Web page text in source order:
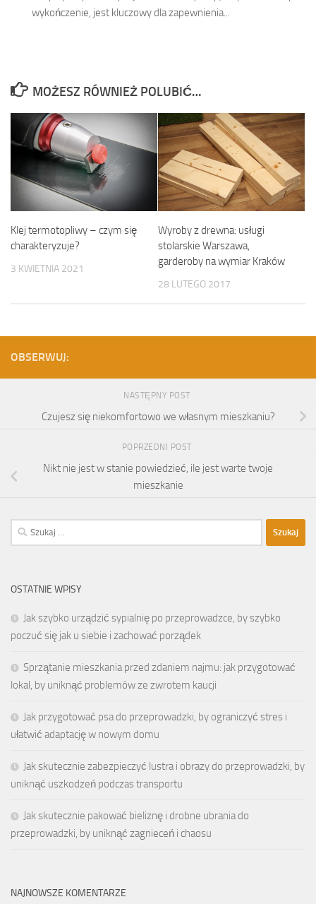
wykończenie, jest kluczowy dla zapewnienia...
MOŻESZ RÓWNIEŻ POLUBIĆ…
Klej termotopliwy – czym się
charakteryzuje?
3 KWIETNIA 2021
Wyroby z drewna: usługi
stolarskie Warszawa,
garderoby na wymiar Kraków
28 LUTEGO 2017
OBSERWUJ:
NASTĘPNY POST
Czujesz się niekomfortowo we własnym mieszkaniu?
POPRZEDNI POST
Nikt nie jest w stanie powiedzieć, ile jest warte twoje
mieszkanie
Szukaj:
OSTATNIE WPISY
Jak szybko urządzić sypialnię po przeprowadzce, by szybko
poczuć się jak u siebie i zachować porządek
Sprzątanie mieszkania przed zdaniem najmu: jak przygotować
lokal, by uniknąć problemów ze zwrotem kaucji
Jak przygotować psa do przeprowadzki, by ograniczyć stres i
ułatwić adaptację w nowym domu
Jak skutecznie zabezpieczyć lustra i obrazy do przeprowadzki, by
uniknąć uszkodzeń podczas transportu
Jak skutecznie pakować bieliznę i drobne ubrania do
przeprowadzki, by uniknąć zagnieceń i chaosu
NAJNOWSZE KOMENTARZE